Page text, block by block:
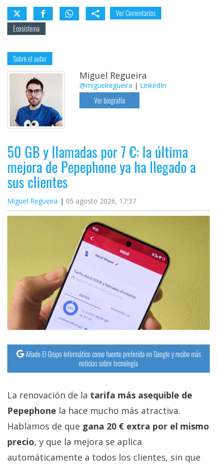
Ver Comentarios
Ecosistema
Sobre el autor
Miguel Regueira
@miguelregueira | LinkedIn
Ver biografía
50 GB y llamadas por 7 €: la última
mejora de Pepephone ya ha llegado a
sus clientes
Miguel Regueira 05 agosto 2026, 17:37
Añade El Grupo Informático como fuente preferida en Google y recibe más
noticias sobre tecnología
La renovación de la tarifa más asequible de
Pepephone la hace mucho más atractiva.
Hablamos de que gana 20 € extra por el mismo
precio, y que la mejora se aplica
automáticamente a todos los clientes, sin que